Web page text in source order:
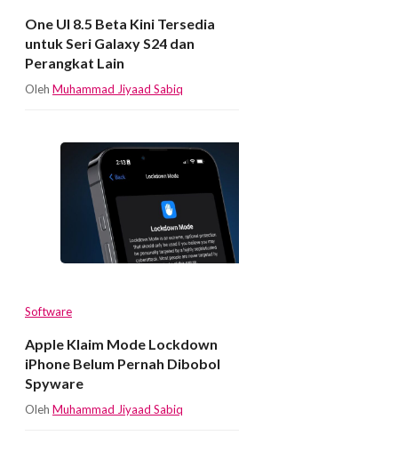
One UI 8.5 Beta Kini Tersedia
untuk Seri Galaxy S24 dan
Perangkat Lain
Oleh Muhammad Jiyaad Sabiq
Software
Apple Klaim Mode Lockdown
iPhone Belum Pernah Dibobol
Spyware
Oleh Muhammad Jiyaad Sabiq